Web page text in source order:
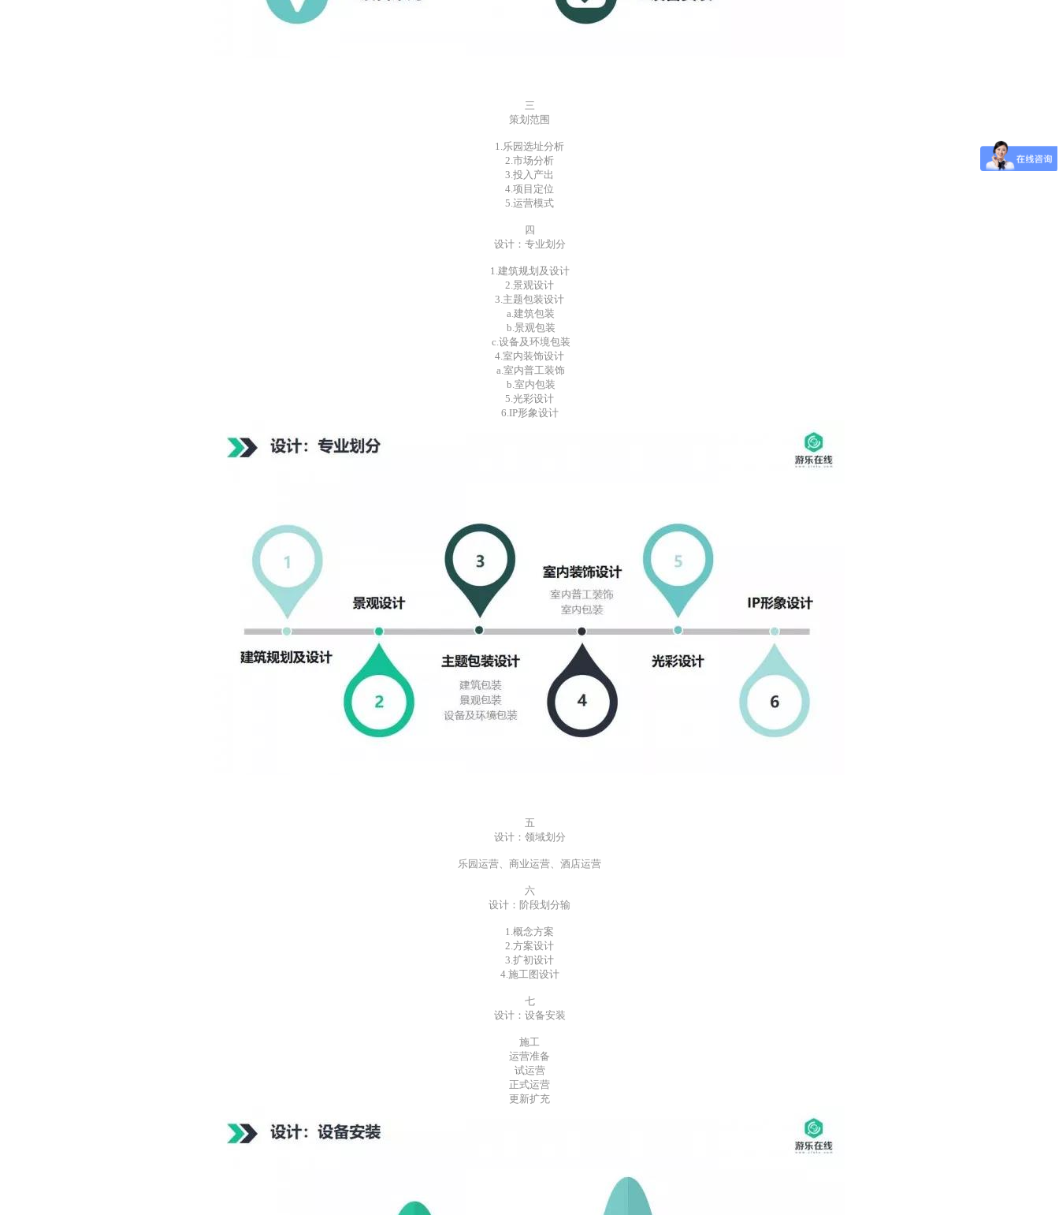
三
策划范围
1.乐园选址分析
2.市场分析
3.投入产出
4.项目定位
5.运营模式
四
设计：专业划分
1.建筑规划及设计
2.景观设计
3.主题包装设计
a.建筑包装
b.景观包装
c.设备及环境包装
4.室内装饰设计
a.室内普工装饰
b.室内包装
5.光彩设计
6.IP形象设计
五
设计：领域划分
乐园运营、商业运营、酒店运营
六
设计：阶段划分输
1.概念方案
2.方案设计
3.扩初设计
4.施工图设计
七
设计：设备安装
施工
运营准备
试运营
正式运营
更新扩充